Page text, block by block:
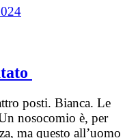
posti. Bianca. Le
nosocomio è, per
ma questo all’uomo